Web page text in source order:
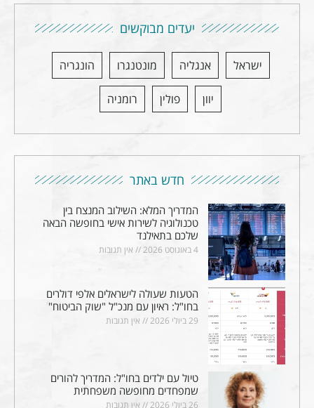
יעדים מבוקשים
ישראל אנגליה מונטנגרו הונגריה
יוון פולין רומניה
חדש באתר
המדריך המלא: השילוב המנצח בין
טכנולוגיה לשירות אישי בחופשה הבאה
שלכם בתאילנד
4 באוגוסט 2026 אין תגובות
הטעות שעולה לישראלים אלפי דולרים
בחו"ל: ראיון עם מנכ"ל "שוק הביטוח"
29 ביולי 2026 אין תגובות
טיול עם ילדים בחו"ל: המדריך להורים
שמפחדים מחופשה משפחתית
26 ביולי 2026 אין תגובות